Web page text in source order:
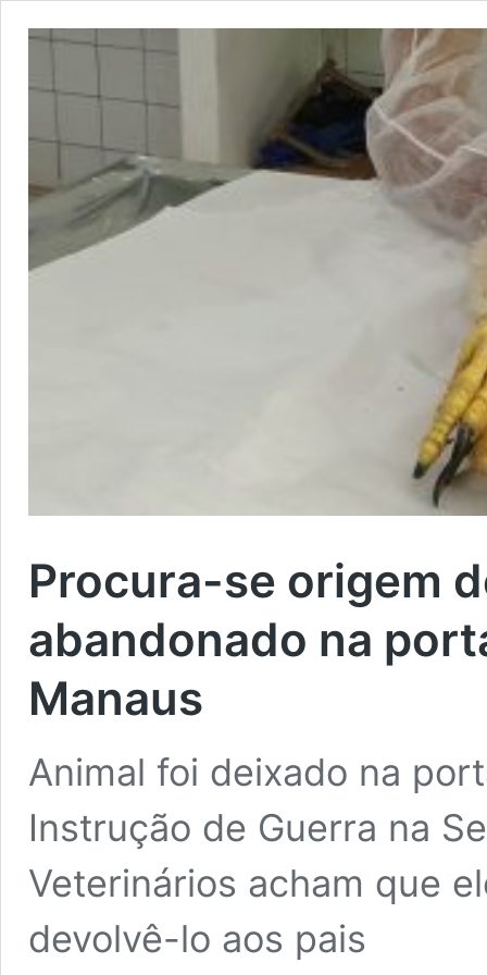
Procura-se origem
abandonado na
Manaus
Animal foi deixado na
Instrução de Guerra na
Veterinários acham que
devolvê-lo aos pais